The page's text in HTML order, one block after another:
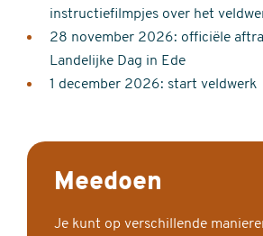
instructiefilmpjes over het
28 november 2026: officiële
Landelijke Dag in Ede
1 december 2026: start veldwerk
Meedoen
Je kunt op verschillende